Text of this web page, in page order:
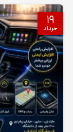
۱۹
خرداد